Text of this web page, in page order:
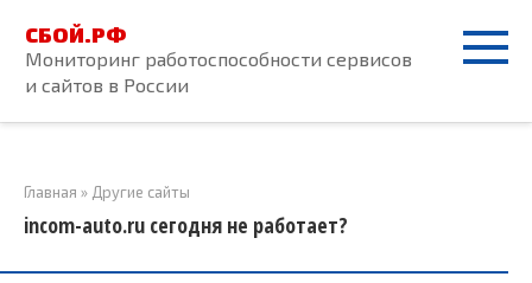
контенту
СБОЙ.РФ
Мониторинг работоспособности сервисов
и сайтов в России
Главная » Другие сайты
incom-auto.ru сегодня не работает?